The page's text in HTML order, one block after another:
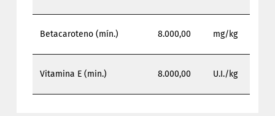
Betacaroteno (mín.) 8.000,00 mg/kg
Vitamina E (min.) 8.000,00 U.I./kg